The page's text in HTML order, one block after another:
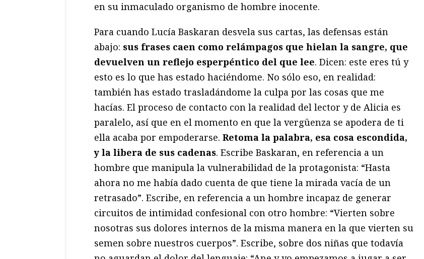
en su inmaculado organismo de hombre inocente.
Para cuando Lucía Baskaran desvela sus cartas, las defensas están
abajo: sus frases caen como relámpagos que hielan la sangre, que
devuelven un reflejo esperpéntico del que lee. Dicen: este eres tú y
esto es lo que has estado haciéndome. No sólo eso, en realidad:
también has estado trasladándome la culpa por las cosas que me
hacías. El proceso de contacto con la realidad del lector y de Alicia es
paralelo, así que en el momento en que la vergüenza se apodera de ti
ella acaba por empoderarse. Retoma la palabra, esa cosa escondida,
y la libera de sus cadenas. Escribe Baskaran, en referencia a un
hombre que manipula la vulnerabilidad de la protagonista: “Hasta
ahora no me había dado cuenta de que tiene la mirada vacía de un
retrasado”. Escribe, en referencia a un hombre incapaz de generar
circuitos de intimidad confesional con otro hombre: “Vierten sobre
nosotras sus dolores internos de la misma manera en la que vierten su
semen sobre nuestros cuerpos”. Escribe, sobre dos niñas que todavía